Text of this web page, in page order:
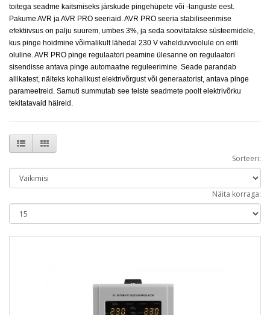
toitega seadme kaitsmiseks järskude pingehüpete või -languste eest.
Pakume AVR ja AVR PRO seeriaid. AVR PRO seeria stabiliseerimise
efektiivsus on palju suurem, umbes 3%, ja seda soovitatakse süsteemidele,
kus pinge hoidmine võimalikult lähedal 230 V vahelduvvoolule on eriti
oluline. AVR PRO pinge regulaatori peamine ülesanne on regulaatori
sisendisse antava pinge automaatne reguleerimine. Seade parandab
allikatest, näiteks kohalikust elektrivõrgust või generaatorist, antava pinge
parameetreid. Samuti summutab see teiste seadmete poolt elektrivõrku
tekitatavaid häireid.
Sorteeri:
Näita korraga: